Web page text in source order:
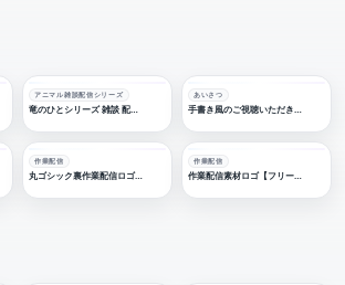
アニマル雑談配信シリーズ
竜のひとシリーズ 雑談 配信ロゴ 【フリー素材・サムネ素材】
あいさつ
手書き風のご視聴いただきありがとうございます 感謝配信ロゴ【フリー素材・サムネ素材】
作業配信
丸ゴシック裏作業配信ロゴ 【フリー素材・サムネ素材】
作業配信
作業配信素材ロゴ【フリー素材・サムネ素材】